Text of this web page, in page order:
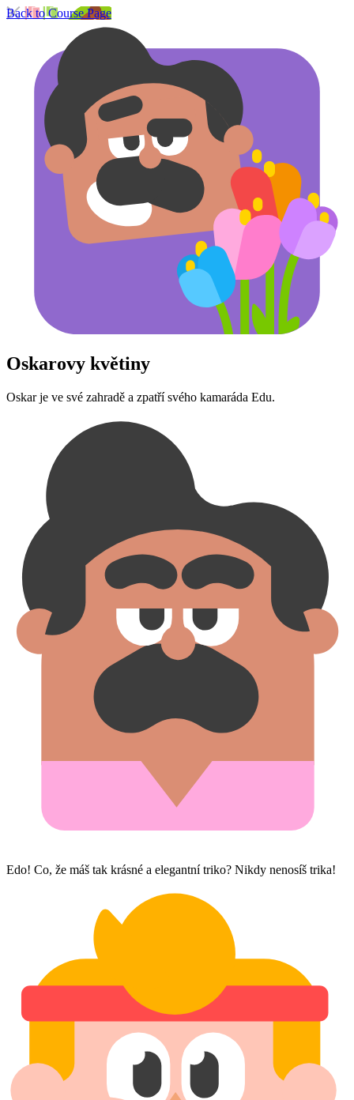
Back to Course Page
Oskarovy květiny
Oskar je ve své zahradě a zpatří svého kamaráda Edu.
Edo! Co, že máš tak krásné a elegantní triko? Nikdy nenosíš trika!